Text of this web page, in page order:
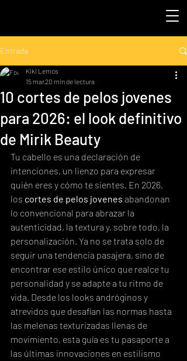
Entrada
10 cortes de pelos jovenes
para 2026: el look definitivo
de Mirik Beauty
Kiki Lemos
15 mar20 min de lectura
Tu cabello es una declaración de
intenciones, un lienzo para expresar
quién eres y cómo te sientes. En 2026,
los cortes de pelos jovenes abandonan
lo convencional para abrazar la
autenticidad, la textura y, sobre todo, la
personalización. Ya no se trata solo de
seguir una tendencia pasajera, sino de
encontrar ese estilo único que realce tu
personalidad y se adapte a tu ritmo de
vida. Desde los looks andróginos y
atrevidos que desafían las normas hasta
las melenas texturizadas llenas de
movimiento, esta guía es tu pasaporte a
las últimas innovaciones en estilismo